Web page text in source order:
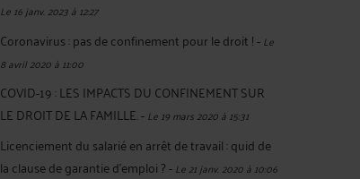
Le 16 janv. 2023 à 12:27
Coronavirus : pas de confinement pour le droit !-Le
8 avril 2020 à 11:00
COVID-19 : LES IMPACTS DU CONFINEMENT SUR
LE DROIT DE LA FAMILLE.-Le 19 mars 2020 à 15:31
Licenciement du salarié en arrêt de travail : quid de
la clause de garantie d'emploi ?-Le 21 janv. 2020 à 10:06